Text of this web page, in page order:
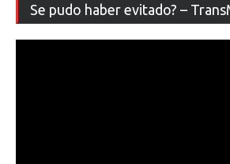
Se pudo haber evitado? –